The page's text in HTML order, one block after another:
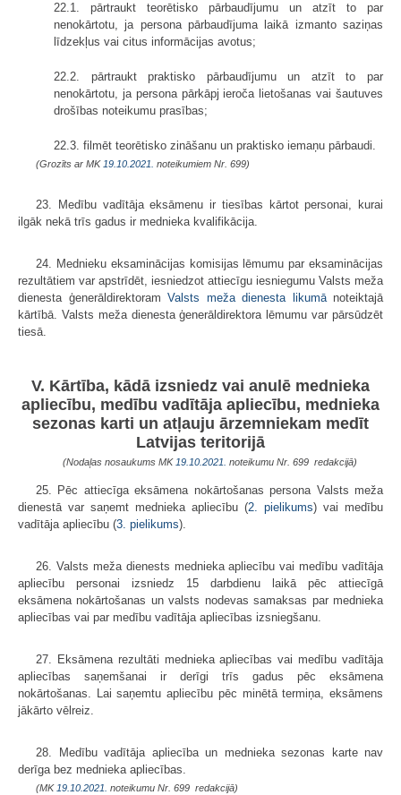
22.1. pārtraukt teorētisko pārbaudījumu un atzīt to par
nenokārtotu, ja persona pārbaudījuma laikā izmanto saziņas
līdzekļus vai citus informācijas avotus;
22.2. pārtraukt praktisko pārbaudījumu un atzīt to par
nenokārtotu, ja persona pārkāpj ieroča lietošanas vai šautuves
drošības noteikumu prasības;
22.3. filmēt teorētisko zināšanu un praktisko iemaņu pārbaudi.
(Grozīts ar MK 19.10.2021. noteikumiem Nr. 699)
23. Medību vadītāja eksāmenu ir tiesības kārtot personai, kurai
ilgāk nekā trīs gadus ir mednieka kvalifikācija.
24. Mednieku eksaminācijas komisijas lēmumu par eksaminācijas
rezultātiem var apstrīdēt, iesniedzot attiecīgu iesniegumu Valsts meža
dienesta ģenerāldirektoram Valsts meža dienesta likumānoteiktajā
kārtībā. Valsts meža dienesta ģenerāldirektora lēmumu var pārsūdzēt
tiesā.
V. Kārtība, kādā izsniedz vai anulē mednieka
apliecību, medību vadītāja apliecību, mednieka
sezonas karti un atļauju ārzemniekam medīt
Latvijas teritorijā
(Nodaļas nosaukums MK 19.10.2021. noteikumu Nr. 699 redakcijā)
25. Pēc attiecīga eksāmena nokārtošanas persona Valsts meža
dienestā var saņemt mednieka apliecību (2. pielikums) vai medību
vadītāja apliecību (3. pielikums).
26. Valsts meža dienests mednieka apliecību vai medību vadītāja
apliecību personai izsniedz 15 darbdienu laikā pēc attiecīgā
eksāmena nokārtošanas un valsts nodevas samaksas par mednieka
apliecības vai par medību vadītāja apliecības izsniegšanu.
27. Eksāmena rezultāti mednieka apliecības vai medību vadītāja
apliecības saņemšanai ir derīgi trīs gadus pēc eksāmena
nokārtošanas. Lai saņemtu apliecību pēc minētā termiņa, eksāmens
jākārto vēlreiz.
28. Medību vadītāja apliecība un mednieka sezonas karte nav
derīga bez mednieka apliecības.
(MK 19.10.2021. noteikumu Nr. 699 redakcijā)